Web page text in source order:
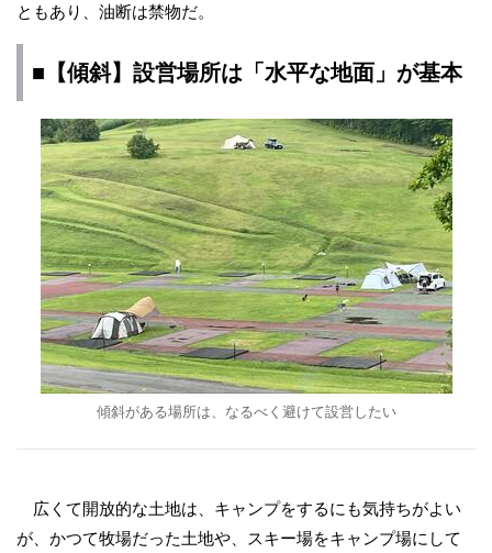
ともあり、油断は禁物だ。
■【傾斜】設営場所は「水平な地面」が基本
傾斜がある場所は、なるべく避けて設営したい
広くて開放的な土地は、キャンプをするにも気持ちがよい
が、かつて牧場だった土地や、スキー場をキャンプ場にして